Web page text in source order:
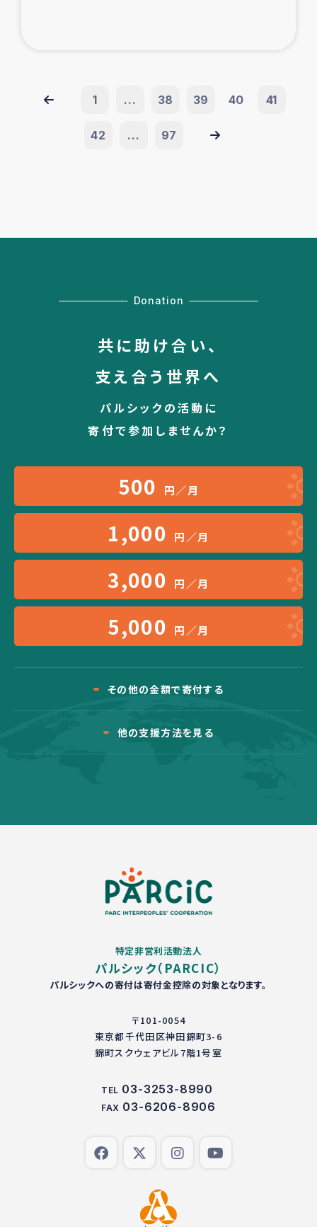
1 ... 38 39 40 41
42 ... 97
Donation
共に助け合い、
支え合う世界へ
パルシックの活動に
寄付で参加しませんか？
500 円／月
1,000 円／月
3,000 円／月
5,000 円／月
その他の金額で寄付する
他の支援方法を見る
特定非営利活動法人
パルシック（PARCIC）
パルシックへの寄付は寄付金控除の対象となります。
〒101-0054
東京都千代田区神田錦町3-6
錦町スクウェアビル7階1号室
TEL 03-3253-8990
FAX 03-6206-8906